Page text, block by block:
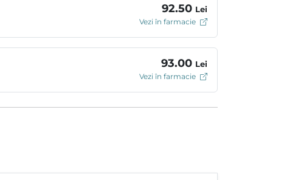
92.50 Lei
Vezi în farmacie
93.00 Lei
Vezi în farmacie